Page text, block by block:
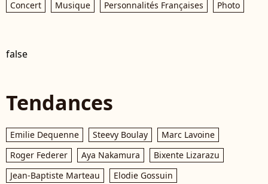
Concert Musique Personnalités Françaises Photo
false
Tendances
Emilie Dequenne Steevy Boulay
Marc Lavoine
Roger Federer
Aya Nakamura
Bixente Lizarazu
Jean-Baptiste Marteau
Elodie Gossuin